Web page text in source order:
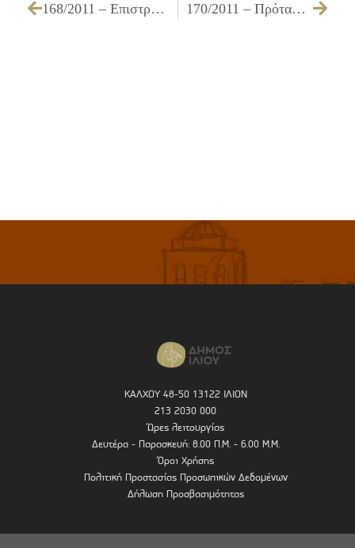
168/2011 – Επιστροφή ποσού 686,88 € στον κο ΠΑΝΤΟ ΔΗΜΟΣΘΕΝΗ του ΠΑΝΑΓΙΩΤΗ ως αχρεωστήτως εισπραχθέντος από το Δήμο μας 170/2011 – Πρόταση τροποποίησης σχεδίου σε τμήμα του Ο.Τ. 91 – Χώρος Στάθμευσης
ΚΑΛΧΟΥ 48-50 13122 ΙΛΙΟΝ
213 2030 000
Ώρες λειτουργίας
Δευτέρα - Παρασκευή: 8.00 Π.Μ. - 6.00 Μ.Μ.
Όροι Χρήσης
Πολιτική Προστασίας Προσωπικών Δεδομένων
Δήλωση Προσβασιμότητας